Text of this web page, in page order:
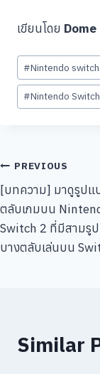
เขียนโดย Dome
Post
Tags:
#Nintendo switch
#Nintendo
แนะแนว
เรื่อง
PREVIOUS
[บทความ] มาดูรูปแ
ตลับเกมบน
Switch 2 ที่มีสามรู
บางตลับเล่นบน
Similar